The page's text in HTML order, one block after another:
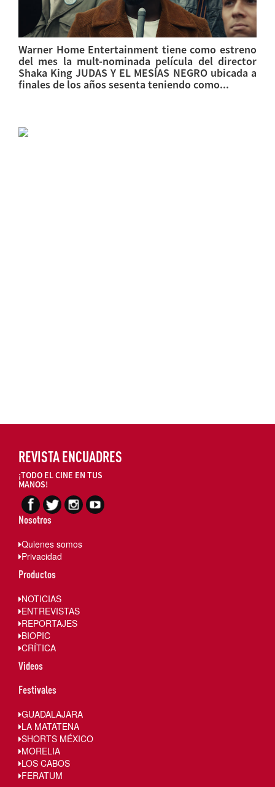
Warner Home Entertainment tiene como estreno
del mes la mult-nominada película del director
Shaka King JUDAS Y EL MESÍAS NEGRO ubicada a
finales de los años sesenta teniendo como...
REVISTA ENCUADRES
¡TODO EL CINE EN TUS
MANOS!
Nosotros
Quienes somos
Privacidad
Productos
NOTICIAS
ENTREVISTAS
REPORTAJES
BIOPIC
CRÍTICA
Videos
Festivales
GUADALAJARA
LA MATATENA
SHORTS MÉXICO
MORELIA
LOS CABOS
FERATUM